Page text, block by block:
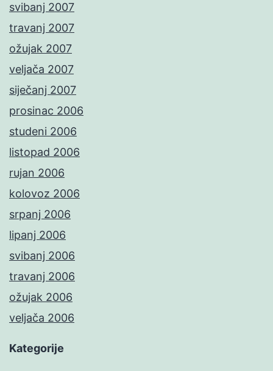
svibanj 2007
travanj 2007
ožujak 2007
veljača 2007
siječanj 2007
prosinac 2006
studeni 2006
listopad 2006
rujan 2006
kolovoz 2006
srpanj 2006
lipanj 2006
svibanj 2006
travanj 2006
ožujak 2006
veljača 2006
Kategorije